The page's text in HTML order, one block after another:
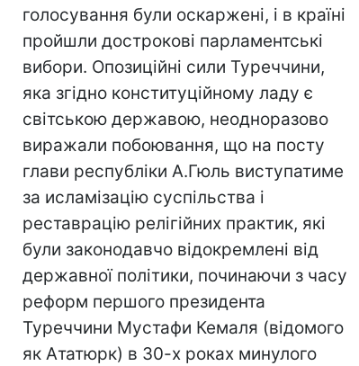
голосування були оскаржені, і в країні
пройшли дострокові парламентські
вибори. Опозиційні сили Туреччини,
яка згідно конституційному ладу є
світською державою, неодноразово
виражали побоювання, що на посту
глави республіки А.Гюль виступатиме
за исламізацію суспільства і
реставрацію релігійних практик, які
були законодавчо відокремлені від
державної політики, починаючи з часу
реформ першого президента
Туреччини Мустафи Кемаля (відомого
як Ататюрк) в 30-х роках минулого